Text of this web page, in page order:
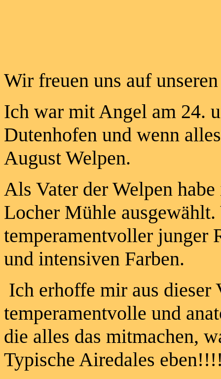
Wir freuen uns auf
Ich war mit Angel am 24.
Dutenhofen und wenn
August Welpen.
Als Vater der Welpen
Locher Mühle ausgewählt.
temperamentvoller junger
und intensiven Farben.
Ich erhoffe mir aus dieser
temperamentvolle und
die alles das mitmachen,
Typische Airedales